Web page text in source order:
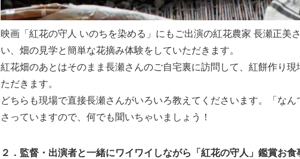
映画「紅花の守人 いのちを染める」にもご出演の紅花農家 長瀬正美
い、畑の見学と簡単な花摘み体験をしていただきます。
紅花畑のあとはそのまま長瀬さんのご自宅裏に訪問して、紅餅作り
ただきます。
どちらも現場で直接長瀬さんがいろいろ教えてくださいます。「な
さっていますので、何でも聞いちゃいましょう！
２．監督・出演者と一緒にワイワイしながら「紅花の守人」鑑賞お食